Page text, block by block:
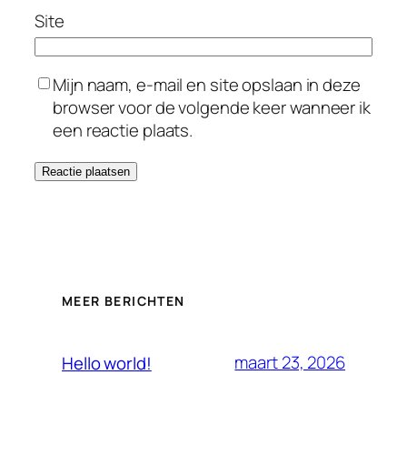
Site
Mijn naam, e-mail en site opslaan in deze
browser voor de volgende keer wanneer ik
een reactie plaats.
MEER BERICHTEN
Hello world! maart 23, 2026